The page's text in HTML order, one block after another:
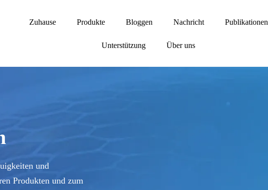
Zuhause Produkte Bloggen Nachricht Publikationen
Unterstützung Über uns
und
Produkten und zum